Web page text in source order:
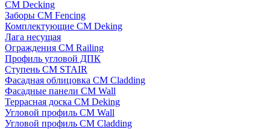
CM Decking
Заборы CM Fencing
Комплектующие CM Deking
Лага несущая
Ограждения CM Railing
Профиль угловой ДПК
Ступень CM STAIR
Фасадная облицовка CM Cladding
Фасадные панели CM Wall
Террасная доска CM Deking
Угловой профиль CM Wall
Угловой профиль CM Cladding